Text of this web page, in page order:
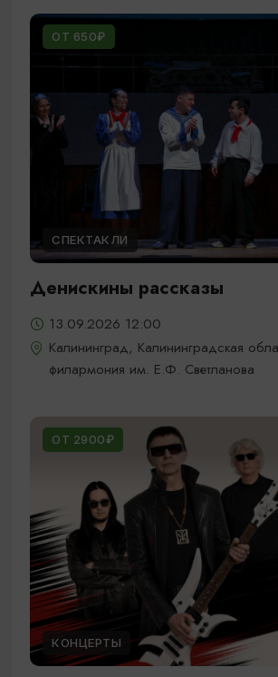
ОТ 650₽
СПЕКТАКЛИ
Денискины рассказы
13.09.2026 12:00
Калининград, Калининградская
филармония им. Е.Ф. Светланова
ОТ 2900₽
КОНЦЕРТЫ